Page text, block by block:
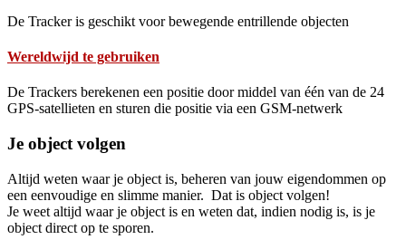
De Tracker is geschikt voor bewegende entrillende objecten
Wereldwijd te gebruiken
De Trackers berekenen een positie door middel van één van de 24
GPS-satellieten en sturen die positie via een GSM-netwerk
Je object volgen
Altijd weten waar je object is, beheren van jouw eigendommen op
een eenvoudige en slimme manier. Dat is object volgen!
Je weet altijd waar je object is en weten dat, indien nodig is, is je
object direct op te sporen.